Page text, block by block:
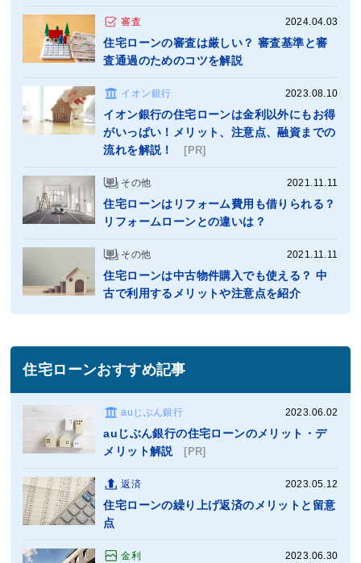
審査 2024.04.03
住宅ローンの審査は厳しい？ 審査基準と審
査通過のためのコツを解説
イオン銀行 2023.08.10
イオン銀行の住宅ローンは金利以外にもお得
がいっぱい！メリット、注意点、融資までの
流れを解説！
[PR]
その他 2021.11.11
住宅ローンはリフォーム費用も借りられる？
リフォームローンとの違いは？
その他 2021.11.11
住宅ローンは中古物件購入でも使える？ 中
古で利用するメリットや注意点を紹介
住宅ローンおすすめ記事
auじぶん銀行 2023.06.02
auじぶん銀行の住宅ローンのメリット・デ
メリット解説[PR]
返済 2023.05.12
住宅ローンの繰り上げ返済のメリットと留意
点
金利 2023.06.30